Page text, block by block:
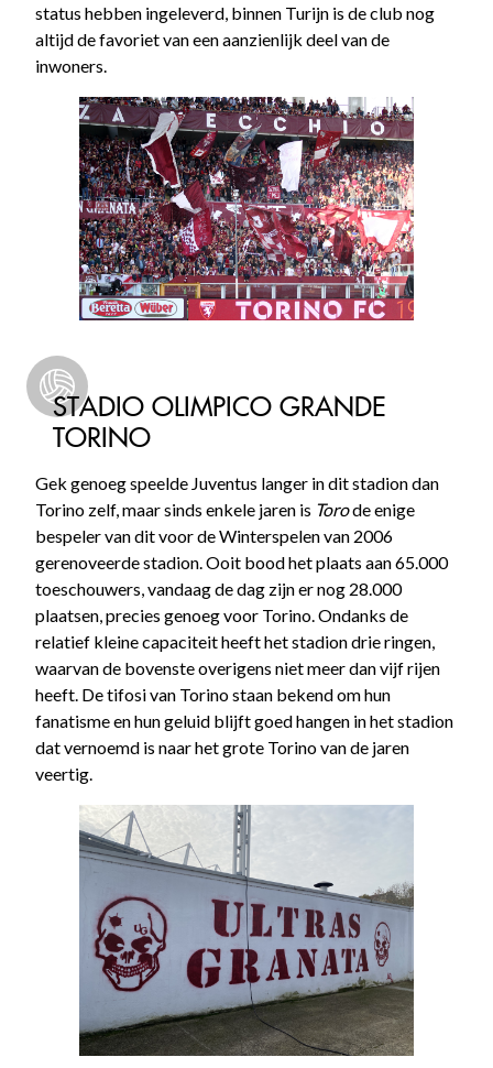
status hebben ingeleverd, binnen Turijn is de club nog
altijd de favoriet van een aanzienlijk deel van de
inwoners.
STADIO OLIMPICO GRANDE
TORINO
Gek genoeg speelde Juventus langer in dit stadion dan
Torino zelf, maar sinds enkele jaren is Torode enige
bespeler van dit voor de Winterspelen van 2006
gerenoveerde stadion. Ooit bood het plaats aan 65.000
toeschouwers, vandaag de dag zijn er nog 28.000
plaatsen, precies genoeg voor Torino. Ondanks de
relatief kleine capaciteit heeft het stadion drie ringen,
waarvan de bovenste overigens niet meer dan vijf rijen
heeft. De tifosi van Torino staan bekend om hun
fanatisme en hun geluid blijft goed hangen in het stadion
dat vernoemd is naar het grote Torino van de jaren
veertig.